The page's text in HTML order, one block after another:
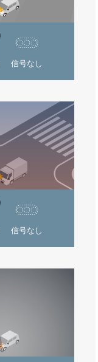
信号なし
信号なし